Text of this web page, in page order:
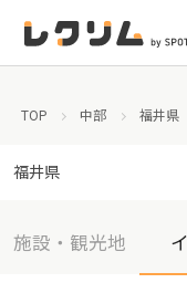
TOP 中部 福井県
福井県
施設・観光地